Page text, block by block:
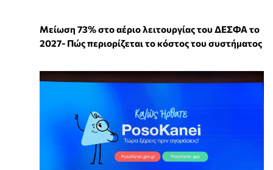
Μείωση 73% στο αέριο λειτουργίας του ΔΕΣΦΑ το
2027- Πώς περιορίζεται το κόστος του συστήματος